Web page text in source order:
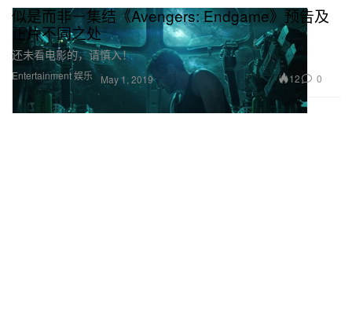
Entertainment 娱乐
似是而非－集结《Avengers: Endgame》预告及
正片不同之处
还未看电影的，请慎入！
May 1, 2019 12 0